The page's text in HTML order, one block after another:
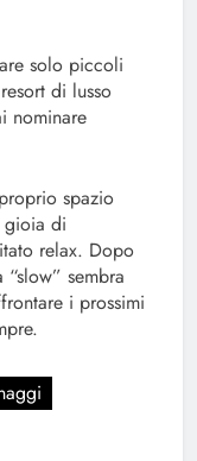
solo piccoli
di lusso
nominare
spazio
gioia di
relax. Dopo
sembra
i prossimi